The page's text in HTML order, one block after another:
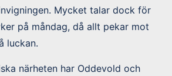
Mycket talar dock för
på måndag, då allt pekar mot
luckan.
närheten har Oddevold och